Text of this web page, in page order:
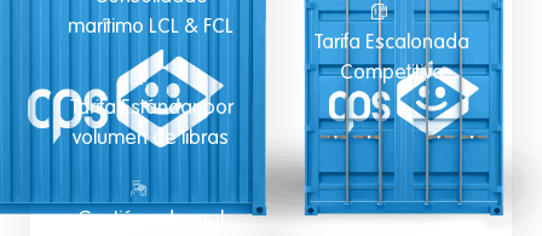
marítimo LCL & FCL
Tarifa Estándar por
volumen de libras
Gestión aduanal
Tarifa Escalonada
Competitiva